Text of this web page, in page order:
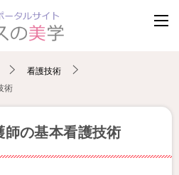
看護技術
術
の基本看護技術